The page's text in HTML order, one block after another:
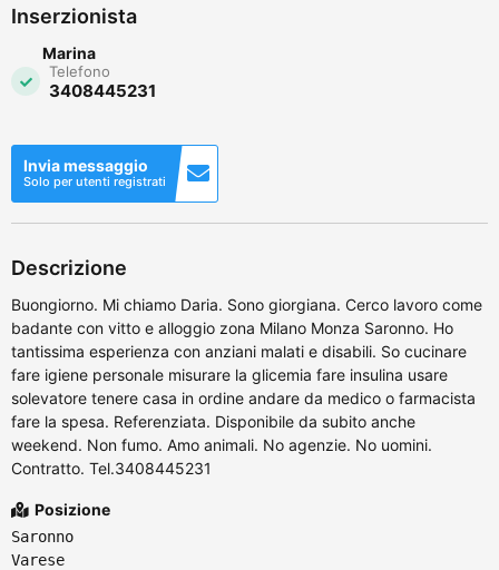
Inserzionista
Marina
Telefono
3408445231
Invia messaggio
Solo per utenti registrati
Descrizione
Buongiorno. Mi chiamo Daria. Sono giorgiana. Cerco lavoro come
badante con vitto e alloggio zona Milano Monza Saronno. Ho
tantissima esperienza con anziani malati e disabili. So cucinare
fare igiene personale misurare la glicemia fare insulina usare
solevatore tenere casa in ordine andare da medico o farmacista
fare la spesa. Referenziata. Disponibile da subito anche
weekend. Non fumo. Amo animali. No agenzie. No uomini.
Contratto. Tel.3408445231
Posizione
Saronno
Varese